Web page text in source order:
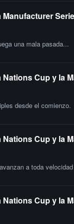
Manufacturer
una mala pasada...
Cup y la
desde el comienzo.
Cup y la
a toda
Cup y la